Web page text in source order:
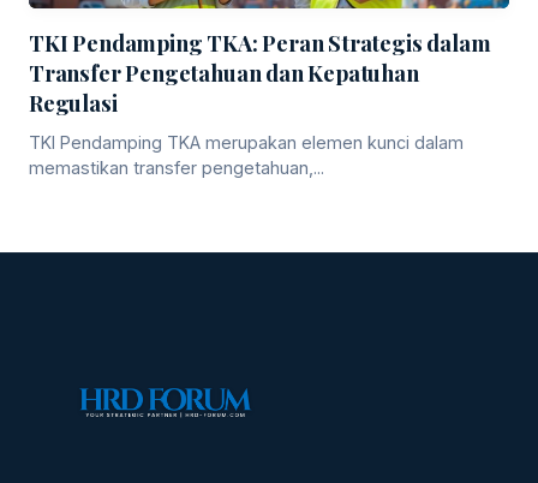
TKI Pendamping TKA: Peran Strategis dalam
Transfer Pengetahuan dan Kepatuhan
Regulasi
TKI Pendamping TKA merupakan elemen kunci dalam
memastikan transfer pengetahuan,...